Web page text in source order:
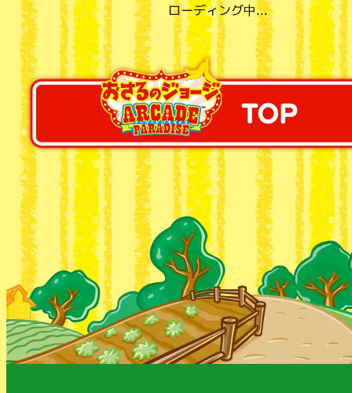
ローディング中...